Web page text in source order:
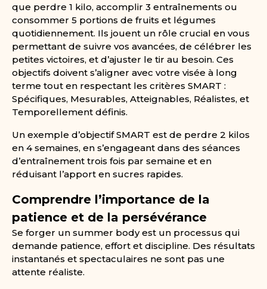
que perdre 1 kilo, accomplir 3 entraînements ou
consommer 5 portions de fruits et légumes
quotidiennement. Ils jouent un rôle crucial en vous
permettant de suivre vos avancées, de célébrer les
petites victoires, et d’ajuster le tir au besoin. Ces
objectifs doivent s’aligner avec votre visée à long
terme tout en respectant les critères SMART :
Spécifiques, Mesurables, Atteignables, Réalistes, et
Temporellement définis.
Un exemple d’objectif SMART est de perdre 2 kilos
en 4 semaines, en s’engageant dans des séances
d’entraînement trois fois par semaine et en
réduisant l’apport en sucres rapides.
Comprendre l’importance de la
patience et de la persévérance
Se forger un summer body est un processus qui
demande patience, effort et discipline. Des résultats
instantanés et spectaculaires ne sont pas une
attente réaliste.